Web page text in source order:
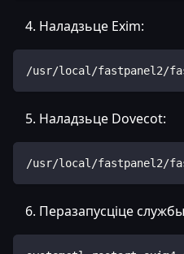
Наладзьце Exim:
/usr/local/fastpanel2/
Наладзьце Dovecot:
/usr/local/fastpanel2/
Перазапусціце